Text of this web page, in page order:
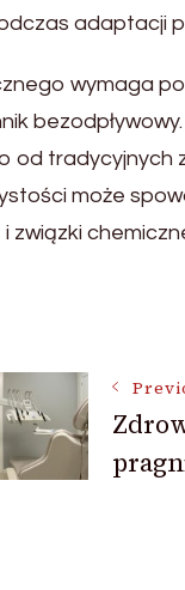
adaptacji
wymaga
od tradycyjnych
może